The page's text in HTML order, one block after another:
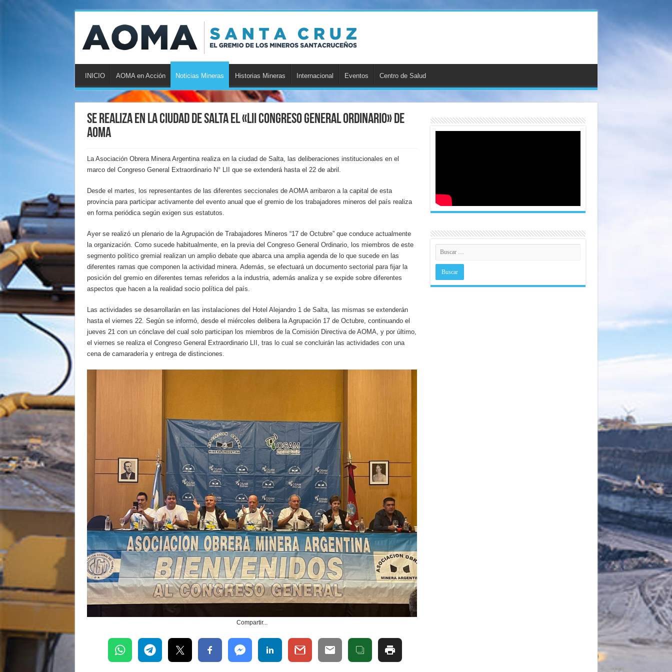
INICIO AOMA en Acción Noticias Mineras Historias Mineras Internacional Eventos Centro de Salud
Se realiza en la Ciudad de Salta el «LII Congreso General Ordinario» de
AOMA
La Asociación Obrera Minera Argentina realiza en la ciudad de Salta, las deliberaciones institucionales en el
marco del Congreso General Extraordinario N° LII que se extenderá hasta el 22 de abril.
Desde el martes, los representantes de las diferentes seccionales de AOMA arribaron a la capital de esta
provincia para participar activamente del evento anual que el gremio de los trabajadores mineros del país realiza
en forma periódica según exigen sus estatutos.
Ayer se realizó un plenario de la Agrupación de Trabajadores Mineros “17 de Octubre” que conduce actualmente
la organización. Como sucede habitualmente, en la previa del Congreso General Ordinario, los miembros de este
segmento político gremial realizan un amplio debate que abarca una amplia agenda de lo que sucede en las
diferentes ramas que componen la actividad minera. Además, se efectuará un documento sectorial para fijar la
posición del gremio en diferentes temas referidos a la industria, además analiza y se expide sobre diferentes
aspectos que hacen a la realidad socio política del país.
Las actividades se desarrollarán en las instalaciones del Hotel Alejandro 1 de Salta, las mismas se extenderán
hasta el viernes 22. Según se informó, desde el miércoles delibera la Agrupación 17 de Octubre, continuando el
jueves 21 con un cónclave del cual solo participan los miembros de la Comisión Directiva de AOMA, y por último,
el viernes se realiza el Congreso General Extraordinario LII, tras lo cual se concluirán las actividades con una
cena de camaradería y entrega de distinciones.
Compartir...